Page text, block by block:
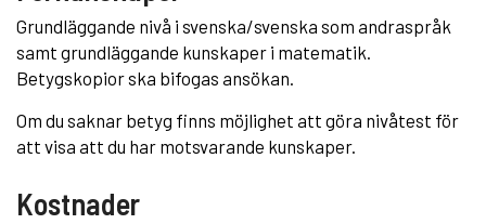
Grundläggande nivå i svenska/svenska som andraspråk
samt grundläggande kunskaper i matematik.
Betygskopior ska bifogas ansökan.
Om du saknar betyg finns möjlighet att göra nivåtest för
att visa att du har motsvarande kunskaper.
Kostnader